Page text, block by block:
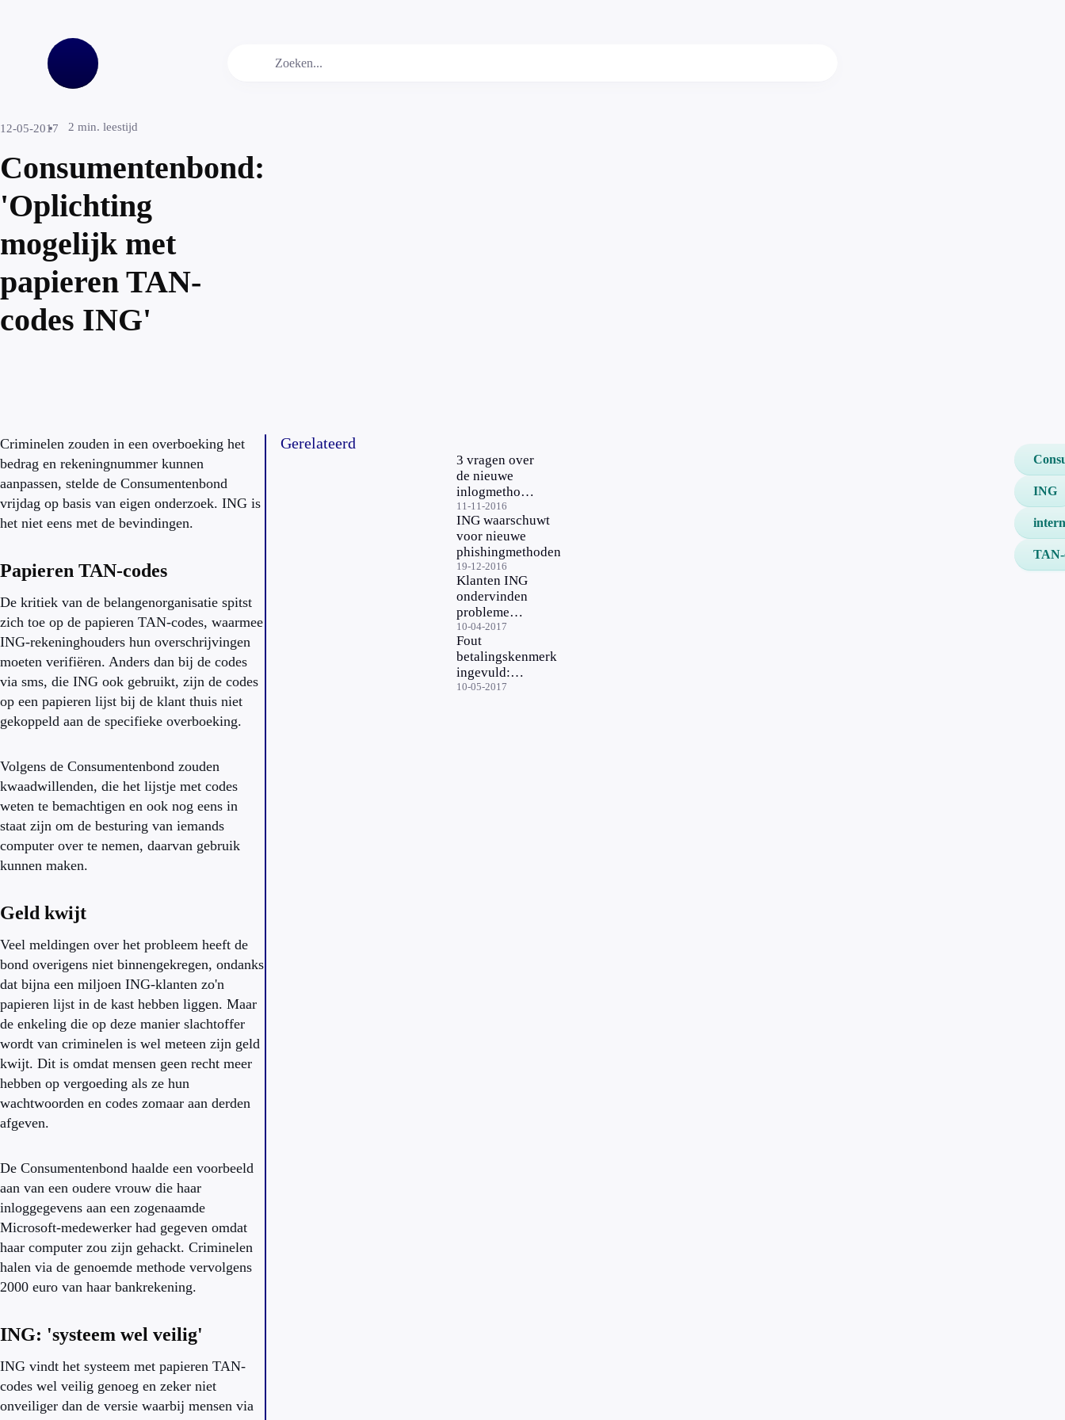
12-05-2017 2 min. leestijd
Consumentenbond:
'Oplichting
mogelijk met
papieren TAN-
codes ING'
Criminelen zouden in een overboeking het
bedrag en rekeningnummer kunnen
aanpassen, stelde de Consumentenbond
vrijdag op basis van eigen onderzoek. ING is
het niet eens met de bevindingen.
Papieren TAN-codes
De kritiek van de belangenorganisatie spitst
zich toe op de papieren TAN-codes, waarmee
ING-rekeninghouders hun overschrijvingen
moeten verifiëren. Anders dan bij de codes
via sms, die ING ook gebruikt, zijn de codes
op een papieren lijst bij de klant thuis niet
gekoppeld aan de specifieke overboeking.
Volgens de Consumentenbond zouden
kwaadwillenden, die het lijstje met codes
weten te bemachtigen en ook nog eens in
staat zijn om de besturing van iemands
computer over te nemen, daarvan gebruik
kunnen maken.
Geld kwijt
Veel meldingen over het probleem heeft de
bond overigens niet binnengekregen, ondanks
dat bijna een miljoen ING-klanten zo'n
papieren lijst in de kast hebben liggen. Maar
de enkeling die op deze manier slachtoffer
wordt van criminelen is wel meteen zijn geld
kwijt. Dit is omdat mensen geen recht meer
hebben op vergoeding als ze hun
wachtwoorden en codes zomaar aan derden
afgeven.
De Consumentenbond haalde een voorbeeld
aan van een oudere vrouw die haar
inloggegevens aan een zogenaamde
Microsoft-medewerker had gegeven omdat
haar computer zou zijn gehackt. Criminelen
halen via de genoemde methode vervolgens
2000 euro van haar bankrekening.
ING: 'systeem wel veilig'
ING vindt het systeem met papieren TAN-
codes wel veilig genoeg en zeker niet
onveiliger dan de versie waarbij mensen via
Gerelateerd
3 vragen over
de nieuwe
inlogmethode
iDIN
11-11-2016
ING waarschuwt
voor nieuwe
phishingmethoden
19-12-2016
Klanten ING
ondervinden
problemen
met online
bankieren
10-04-2017
Fout
betalingskenmerk
ingevuld:
incassokosten
10-05-2017
ING
TAN-